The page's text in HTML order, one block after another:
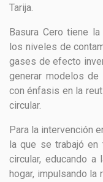
Tarija.
Basura Cero tiene
los niveles de
gases de efecto
generar modelos
con énfasis en la
circular.
Para la intervención
la que se trabajó
circular, educando a
hogar, impulsando